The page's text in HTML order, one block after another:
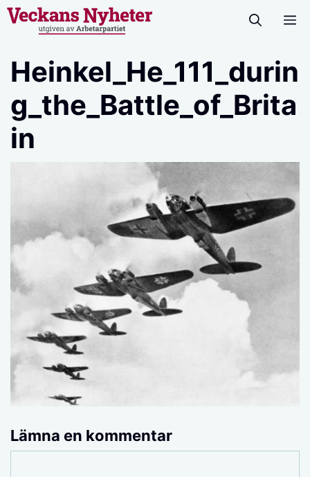
Hoppa
Heinkel_He_111_durin
g_the_Battle_of_Brita
in
Lämna en kommentar